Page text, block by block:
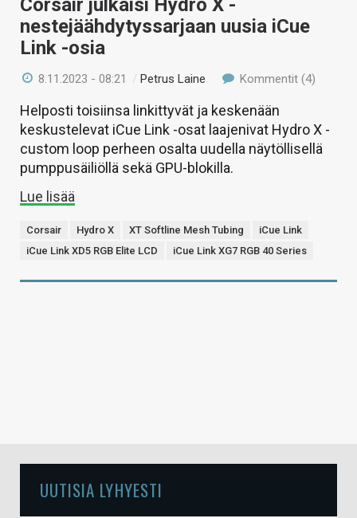
Corsair julkaisi Hydro X -
nestejäähdytyssarjaan uusia iCue
Link -osia
8.11.2023 - 08:21 /Petrus Laine Kommentit (4)
Helposti toisiinsa linkittyvät ja keskenään
keskustelevat iCue Link -osat laajenivat Hydro X -
custom loop perheen osalta uudella näytöllisellä
pumppusäiliöllä sekä GPU-blokilla.
Lue lisää
Corsair Hydro X XT Softline Mesh Tubing
iCue Link
iCue Link XD5 RGB Elite LCD
iCue Link XG7 RGB 40 Series
UUTISIA LYHYESTI